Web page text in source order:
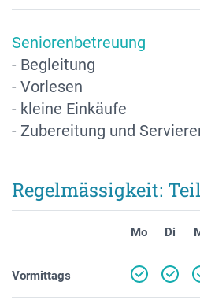
Seniorenbetreuung
- Begleitung
- Vorlesen
- kleine Einkäufe
- Zubereitung und
Regelmässigkeit:
Mo Di
Vormittags